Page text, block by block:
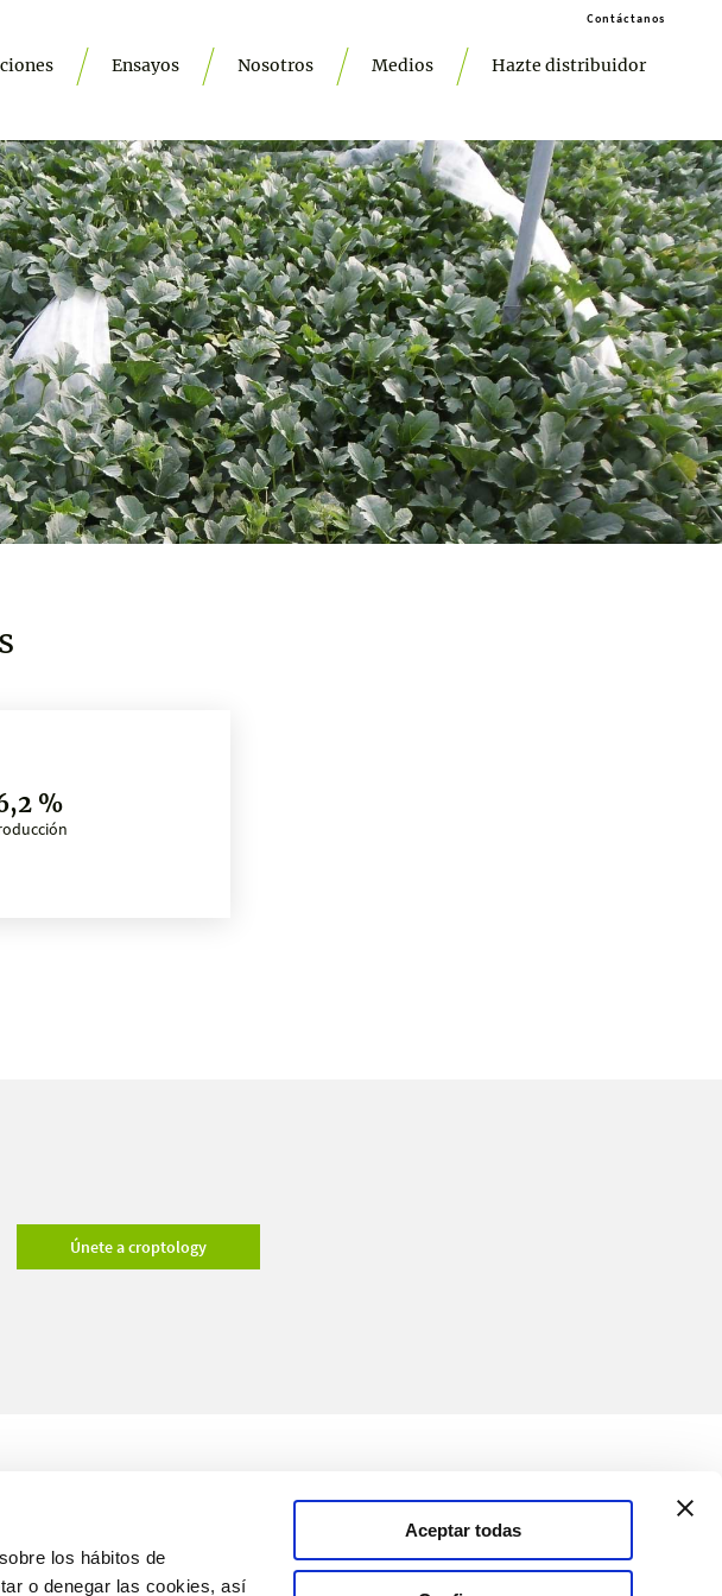
los hábitos de
o denegar las cookies, así
Aceptar todas
Contáctanos
Ensayos Nosotros Medios Hazte distribuidor
%
Únete a croptology
distribuidor Canal de comunicación